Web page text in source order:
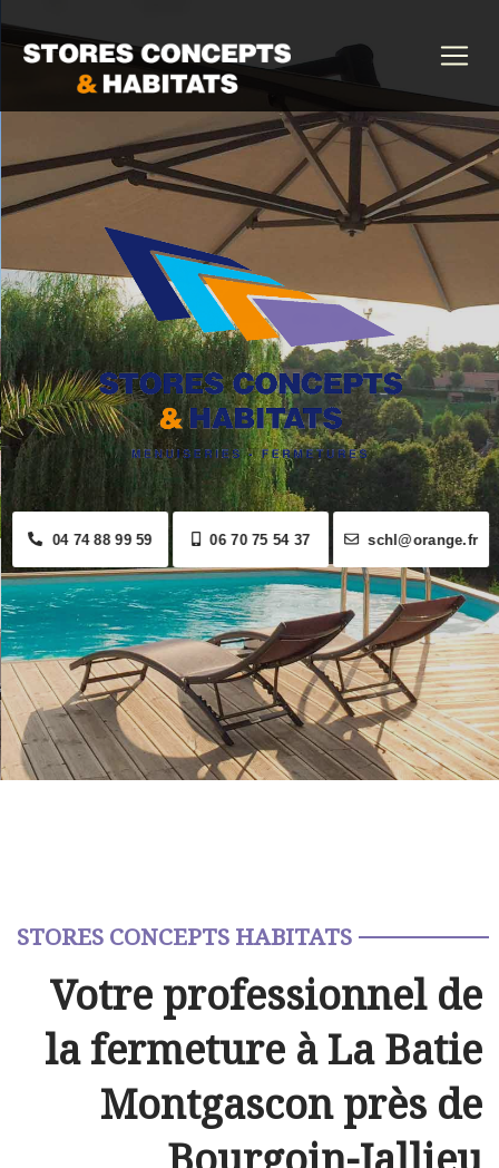
04 74 88 99 59 06 70 75 54 37 schl@orange.fr
STORES CONCEPTS HABITATS
Votre professionnel de
la fermeture à La Batie
Montgascon près de